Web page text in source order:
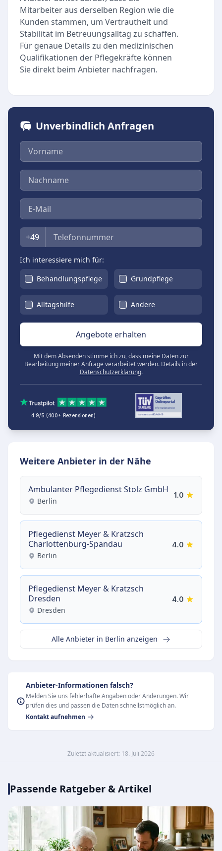
Mitarbeiter aus derselben Region wie die
Kunden stammen, um Vertrautheit und
Stabilität im Betreuungsalltag zu schaffen.
Für genaue Details zu den medizinischen
Qualifikationen der Pflegekräfte können
Sie direkt beim Anbieter nachfragen.
Unverbindlich Anfragen
Vorname
Nachname
E-Mail
Telefon
+49
Ich interessiere mich für:
Behandlungspflege
Grundpflege
Alltagshilfe Andere
Angebote erhalten
Mit dem Absenden stimme ich zu, dass meine Daten zur
Bearbeitung meiner Anfrage verarbeitet werden. Details in der
Datenschutzerklärung.
4.9/5 (400+ Rezensionen)
Weitere Anbieter in der Nähe
Ambulanter Pflegedienst Stolz GmbH
Berlin
1.0
Pflegedienst Meyer & Kratzsch
Charlottenburg-Spandau
Berlin
4.0
Pflegedienst Meyer & Kratzsch
Dresden
Dresden
4.0
Alle Anbieter in Berlin anzeigen
Anbieter-Informationen falsch?
Melden Sie uns fehlerhafte Angaben oder Änderungen. Wir
prüfen dies und passen die Daten schnellstmöglich an.
Kontakt aufnehmen
Zuletzt aktualisiert: 18. Juli 2026
Passende Ratgeber & Artikel